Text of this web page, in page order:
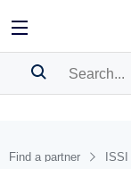
BOOKMARK
Find a partner ISSI